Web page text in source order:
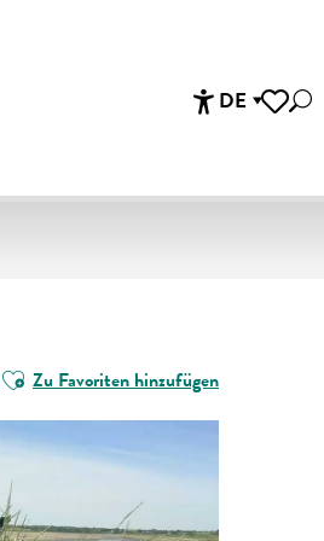
DE
Ajouter aux favoris
Zu Favoriten hinzufügen